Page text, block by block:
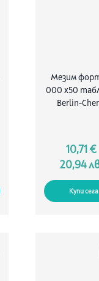
Мезим
000 х50
Berlin-
10,71 €
20,94
Купи сега